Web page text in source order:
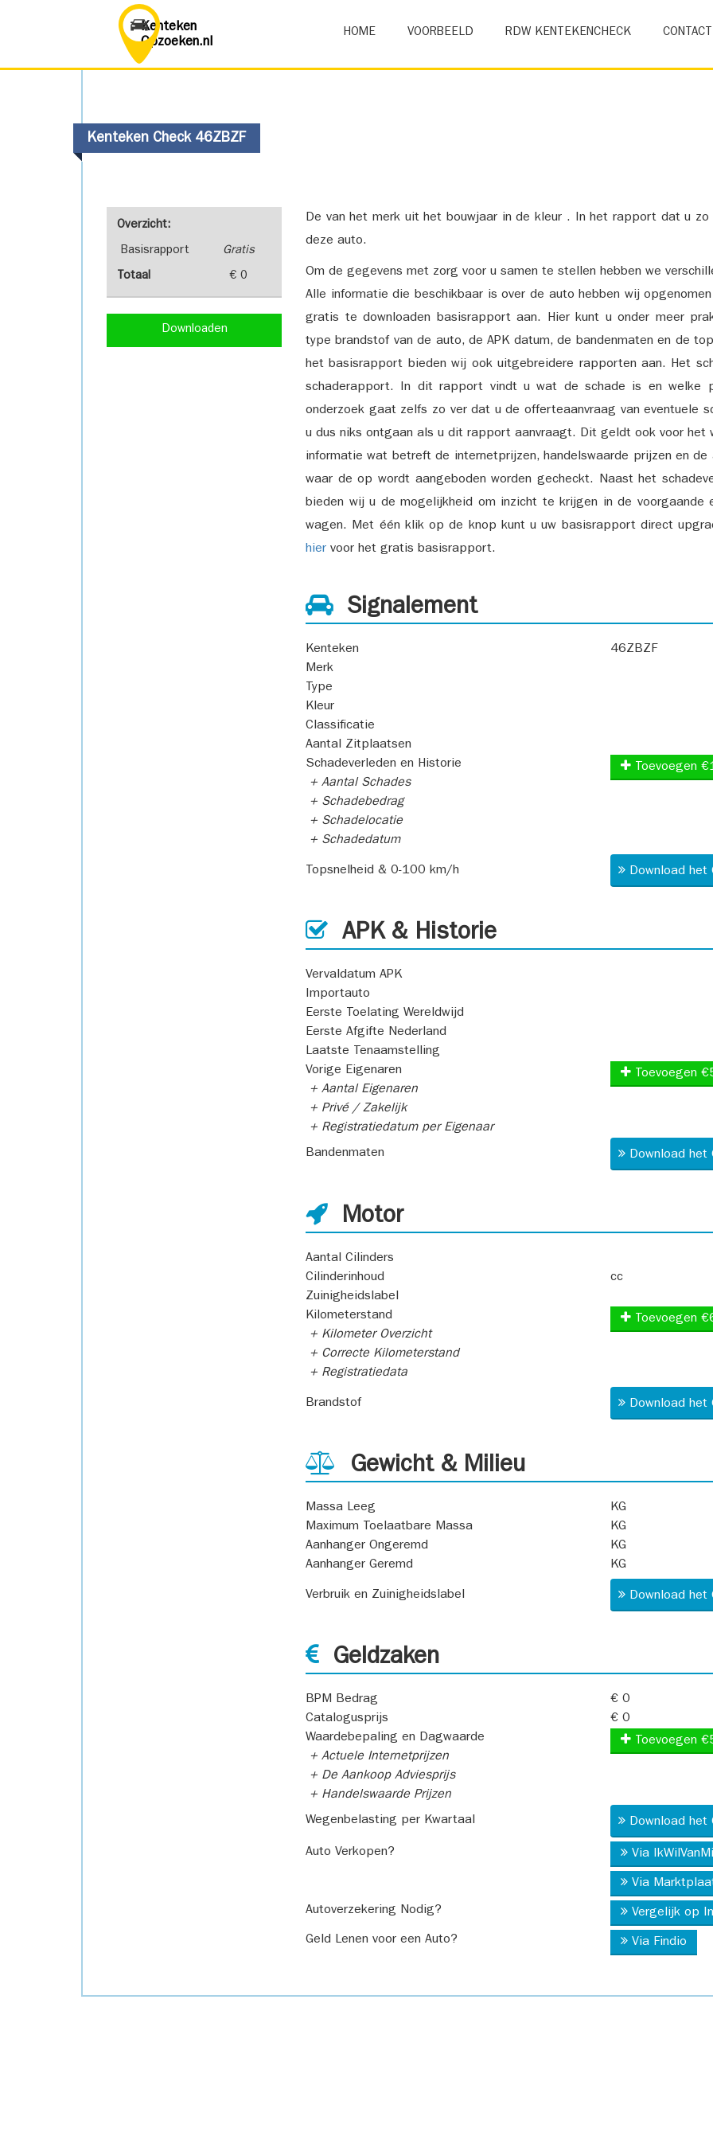
Kenteken
Opzoeken.nl
HOME VOORBEELD RDW KENTEKENCHECK CONTACT
Kenteken Check 46ZBZF
Overzicht:
Basisrapport Gratis
Totaal € 0
Downloaden
De van het merk uit het bouwjaar in de kleur . In het rapport dat u
deze auto.
Om de gegevens met zorg voor u samen te stellen hebben we
Alle informatie die beschikbaar is over de auto hebben wij
gratis te downloaden basisrapport aan. Hier kunt u onder meer
type brandstof van de auto, de APK datum, de bandenmaten en de
het basisrapport bieden wij ook uitgebreidere rapporten aan. Het
schaderapport. In dit rapport vindt u wat de schade is en welke
onderzoek gaat zelfs zo ver dat u de offerteaanvraag van eventuele
u dus niks ontgaan als u dit rapport aanvraagt. Dit geldt ook voor
informatie wat betreft de internetprijzen, handelswaarde prijzen en
waar de op wordt aangeboden worden gecheckt. Naast het
bieden wij u de mogelijkheid om inzicht te krijgen in de voorgaande
wagen. Met één klik op de knop kunt u uw basisrapport direct
hier voor het gratis basisrapport.
Signalement
Kenteken
46ZBZF
Merk
Type
Kleur
Classificatie
Aantal Zitplaatsen
Schadeverleden en Historie
+ Aantal Schades
+ Schadebedrag
+ Schadelocatie
+ Schadedatum
Toevoegen
Topsnelheid & 0-100 km/h Download
APK & Historie
Vervaldatum APK
Importauto
Eerste Toelating Wereldwijd
Eerste Afgifte Nederland
Laatste Tenaamstelling
Vorige Eigenaren
+ Aantal Eigenaren
+ Privé / Zakelijk
+ Registratiedatum per Eigenaar
Toevoegen
Bandenmaten Download
Motor
Aantal Cilinders
Cilinderinhoud
cc
Zuinigheidslabel
Kilometerstand
+ Kilometer Overzicht
+ Correcte Kilometerstand
+ Registratiedata
Toevoegen
Brandstof Download
Gewicht & Milieu
Massa Leeg
KG
Maximum Toelaatbare Massa
KG
Aanhanger Ongeremd
KG
Aanhanger Geremd
KG
Verbruik en Zuinigheidslabel Download
Geldzaken
BPM Bedrag
€ 0
Catalogusprijs
€ 0
Waardebepaling en Dagwaarde
+ Actuele Internetprijzen
+ De Aankoop Adviesprijs
+ Handelswaarde Prijzen
Toevoegen
Wegenbelasting per Kwartaal Download
Auto Verkopen? Via
Via
Autoverzekering Nodig? Vergelijk op
Geld Lenen voor een Auto? Via Findio